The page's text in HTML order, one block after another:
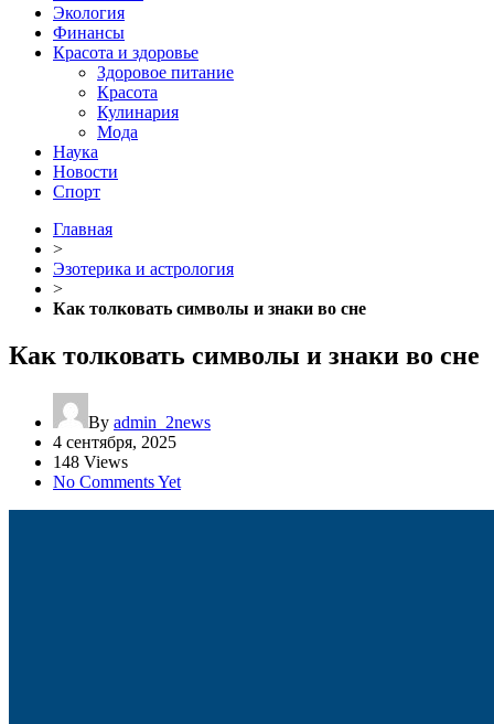
Экология
Финансы
Красота и здоровье
Здоровое питание
Красота
Кулинария
Мода
Наука
Новости
Спорт
Главная
>
Эзотерика и астрология
>
Как толковать символы и знаки во сне
Как толковать символы и знаки во сне
By admin_2news
4 сентября, 2025
148 Views
No Comments Yet